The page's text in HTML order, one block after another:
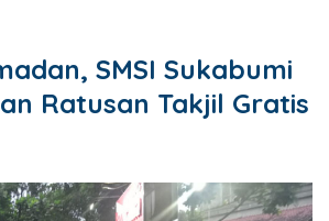
SMSI Sukabumi
Ratusan Takjil Gratis